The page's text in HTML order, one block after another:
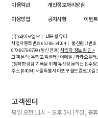
이용약관 개인정보처리방침
이용방법
공지사항 이벤트
(주)와이오엘오 ㅣ 대표 황유미
사업자등록번호610-86-34204ㅣ 통신판매번호
070-8676-8799 (발신 전용)사업자 정보 확인 >
고객 문의: 우측 고객센터 / 이메일 / 카카오플
(정확한 상담 기록을 위해 유선상 문의는 접수
주소 [04004] 서울특별시 마포구 월드컵로10길
고객센터
평일 오전 11시 ~ 오후 5시 (주말, 공